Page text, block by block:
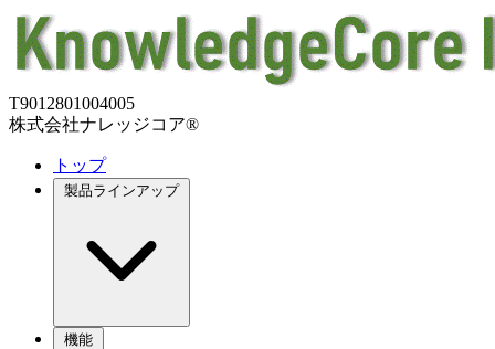
T9012801004005
株式会社ナレッジコア®
トップ
製品ラインアップ
機能